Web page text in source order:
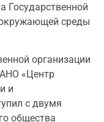
Государственной
среды
организации
«Центр
и
с двумя
общества